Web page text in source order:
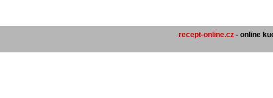
recept-online.cz - online